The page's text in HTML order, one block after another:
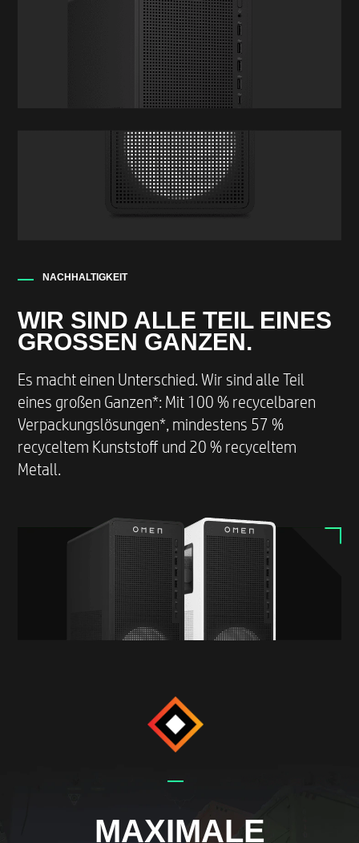
NACHHALTIGKEIT
WIR SIND ALLE TEIL EINES
GROSSEN GANZEN.
Es macht einen Unterschied. Wir sind alle Teil
eines großen Ganzen*: Mit 100 % recycelbaren
Verpackungslösungen*, mindestens 57 %
recyceltem Kunststoff und 20 % recyceltem
Metall.
MAXIMALE